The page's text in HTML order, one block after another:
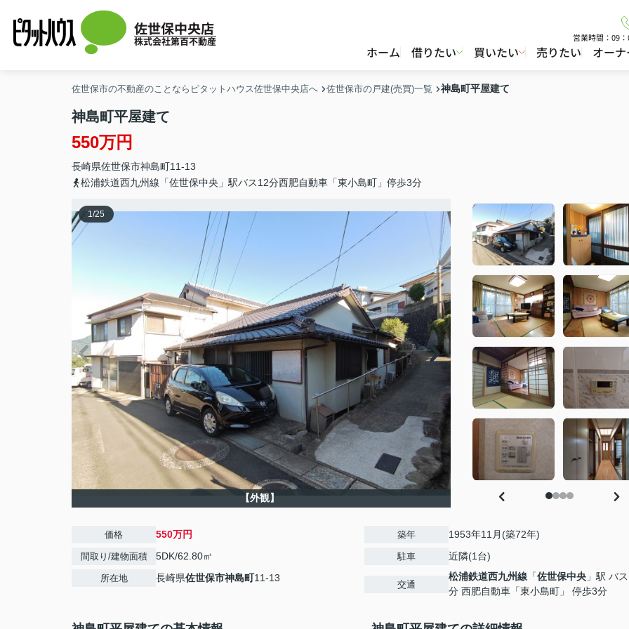
佐世保中央店
株式会社第百不動産 営業時間：09
ホーム 借りたい 買いたい 売りたい オー
佐世保市の不動産のことならピタットハウス佐世保中央店へ 佐世保市の戸建(売買)一覧 神島町平屋建て
神島町平屋建て
550万円
長崎県佐世保市神島町11-13
松浦鉄道西九州線「佐世保中央」駅バス12分西肥自動車「東小島町」停歩3分
1/25
【外観】
価格 550万円
間取り/建物面積 5DK/62.80㎡
所在地 長崎県佐世保市神島町11-13
築年 1953年11月(築72年)
駐車 近隣(1台)
交通
松浦鉄道西九州線 「佐世保中央 」駅 バ
分 西肥自動車「東小島町」 停歩3分